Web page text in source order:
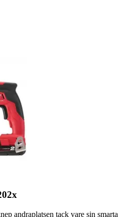
andraplatsen tack vare sin smarta